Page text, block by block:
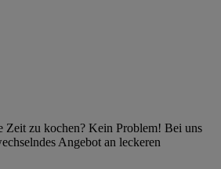
Zeit zu kochen? Kein Problem! Bei uns
Angebot an leckeren